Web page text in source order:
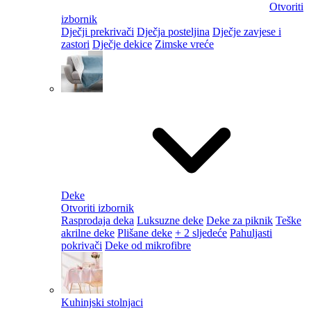
Otvoriti
izbornik
Dječji prekrivači Dječja posteljina Dječje zavjese i
zastori Dječje dekice Zimske vreće
Deke
Otvoriti izbornik
Rasprodaja deka Luksuzne deke Deke za piknik Teške
akrilne deke Plišane deke + 2 sljedeće Pahuljasti
pokrivači Deke od mikrofibre
Kuhinjski stolnjaci